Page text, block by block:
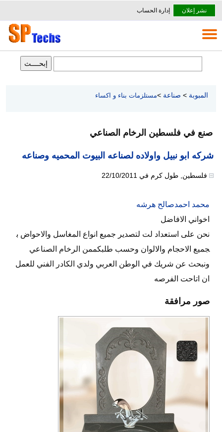
نشر إعلان إدارة الحساب
المبوبة > صناعة >مستلزمات بناء و اكساء
صنع في فلسطين الرخام الصناعي
شركه ابو نبيل واولاده لصناعه البيوت المحميه وصناعه
فلسطين ,طول كرم في 22/10/2011
محمد احمدصالح هرشه
اخواني الافاضل
نحن على استعداد لت لتصدير جميع انواع المغاسل والاحواض ب
جميع الاحجام والالوان وحسب طلبكممن الرخام الصناعي
ونبحث عن شريك في الوطن العربي ولدي الكادر الفني للعمل
ان اتاحت الفرصه
صور مرافقة